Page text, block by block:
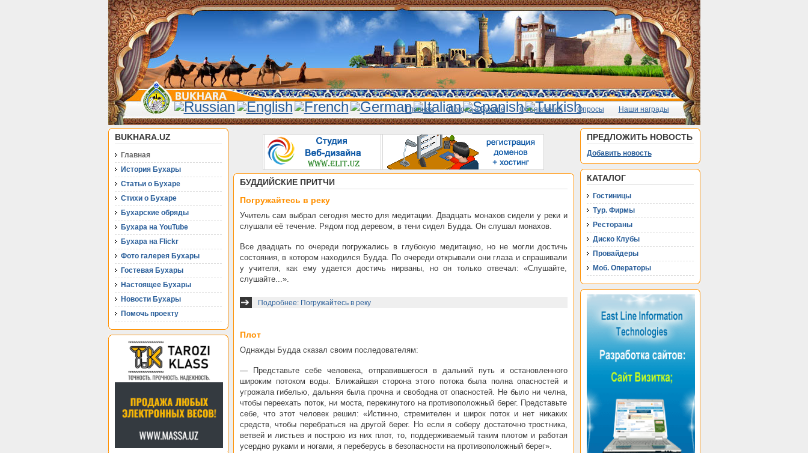
Главная Погода в Бухаре Объявления Опросы Наши награды
BUKHARA.UZ
Главная
История Бухары
Статьи о Бухаре
Стихи о Бухаре
Бухарские обряды
Бухара на YouTube
Бухара на Flickr
Фото галерея Бухары
Гостевая Бухары
Настоящее Бухары
Новости Бухары
Помочь проекту
БУДДИЙСКИЕ ПРИТЧИ
Погружайтесь в реку
Учитель сам выбрал сегодня место для медитации. Двадцать монахов сидели у реки и
слушали её течение. Рядом под деревом, в тени сидел Будда. Он слушал монахов.
Все двадцать по очереди погружались в глубокую медитацию, но не могли достичь
состояния, в котором находился Будда. По очереди открывали они глаза и спрашивали
у учителя, как ему удается достичь нирваны, но он только отвечал: «Слушайте,
слушайте...».
Подробнее: Погружайтесь в реку
Плот
Однажды Будда сказал своим последователям:
— Представьте себе человека, отправившегося в дальний путь и остановленного
широким потоком воды. Ближайшая сторона этого потока была полна опасностей и
угрожала гибелью, дальняя была прочна и свободна от опасностей. Не было ни челна,
чтобы переехать поток, ни моста, перекинутого на противоположный берег. Представьте
себе, что этот человек решил: «Истинно, стремителен и широк поток и нет никаких
средств, чтобы перебраться на другой берег. Но если я соберу достаточно тростника,
ветвей и листьев и построю из них плот, то, поддерживаемый таким плотом и работая
усердно руками и ногами, я переберусь в безопасности на противоположный берег».
ПРЕДЛОЖИТЬ НОВОСТЬ
Добавить новость
КАТАЛОГ
Гостиницы
Тур. Фирмы
Рестораны
Диско Клубы
Провайдеры
Моб. Операторы